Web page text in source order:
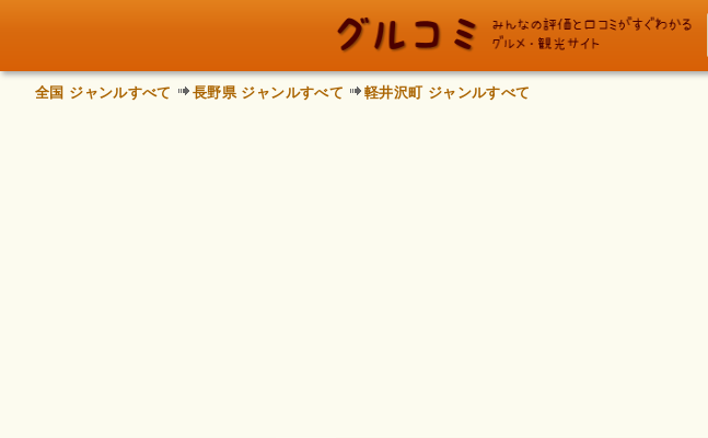
全国 ジャンルすべて 長野県 ジャンルすべて 軽井沢町 ジャンルすべて